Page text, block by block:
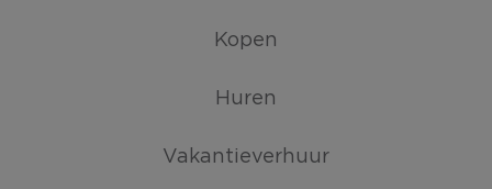
Kopen
Huren
Vakantieverhuur